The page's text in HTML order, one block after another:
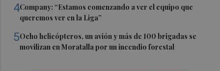
4Company: “Estamos comenzando a ver el equipo que
queremos ver en la Liga”
5Ocho helicópteros, un avión y más de 100 brigadas se
movilizan en Moratalla por un incendio forestal